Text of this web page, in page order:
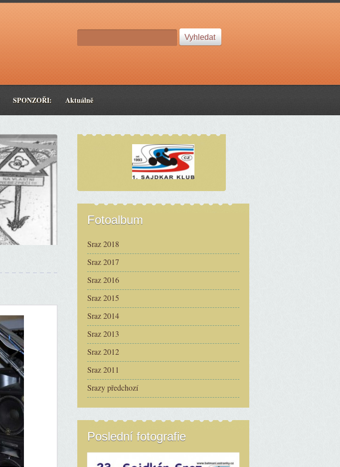
SPONZOŘI: Aktuálně
Fotoalbum
Sraz 2018
Sraz 2017
Sraz 2016
Sraz 2015
Sraz 2014
Sraz 2013
Sraz 2012
Sraz 2011
Srazy předchozí
Poslední fotografie